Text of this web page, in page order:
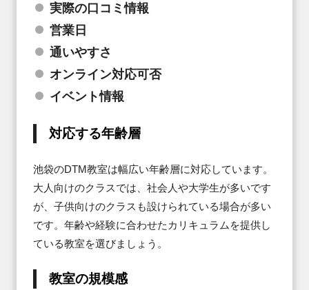
実際の口コミ情報
営業日
通いやすさ
オンライン対応可否
イベント情報
対応する年齢層
池袋のDTM教室は幅広い年齢層に対応しています。
大人向けのクラスでは、社会人や大学生が多いです
が、子供向けのクラスも設けられている場合が多い
です。年齢や経験に合わせたカリキュラムを提供し
ている教室を選びましょう。
教室の規模感